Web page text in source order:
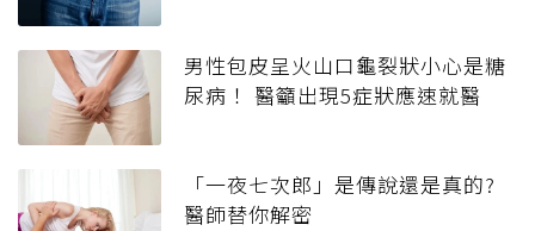
男性包皮呈火山口龜裂狀小心是糖
尿病！ 醫籲出現5症狀應速就醫
「一夜七次郎」是傳說還是真的?
醫師替你解密